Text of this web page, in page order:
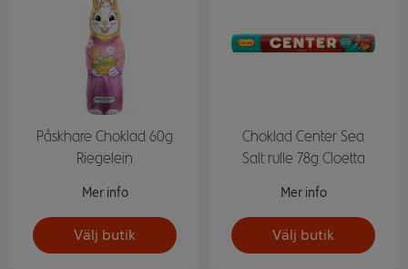
Påskhare Choklad 60g
Riegelein
Mer info
Välj butik
Choklad Center Sea
Salt rulle 78g Cloetta
Mer info
Välj butik